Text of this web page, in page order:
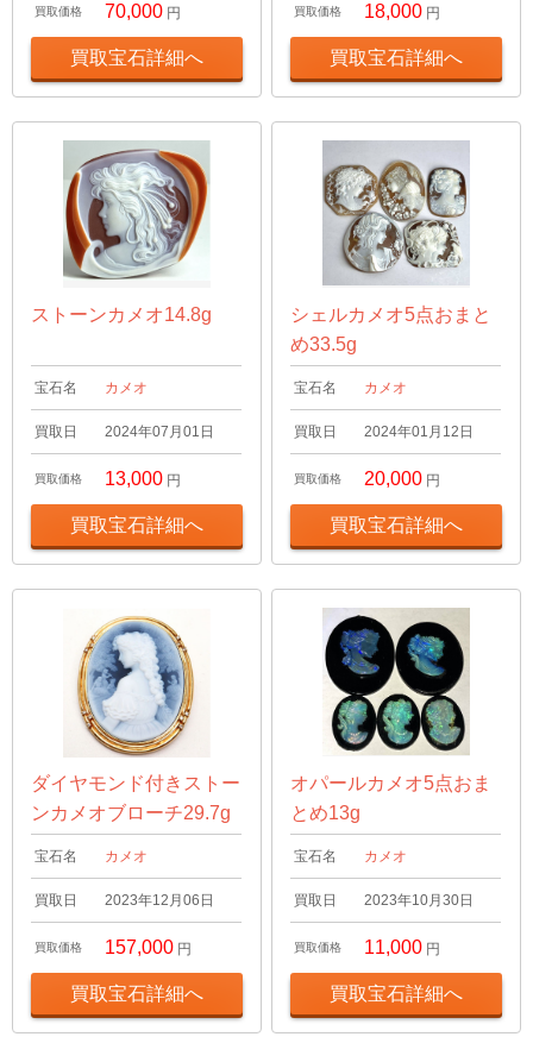
買取価格 70,000 円
買取宝石詳細へ
買取価格 18,000 円
買取宝石詳細へ
ストーンカメオ14.8g
宝石名 カメオ
買取日 2024年07月01日
買取価格 13,000 円
買取宝石詳細へ
シェルカメオ5点おまと
め33.5g
宝石名 カメオ
買取日 2024年01月12日
買取価格 20,000 円
買取宝石詳細へ
ダイヤモンド付きストー
ンカメオブローチ29.7g
宝石名 カメオ
買取日 2023年12月06日
買取価格 157,000 円
買取宝石詳細へ
オパールカメオ5点おま
とめ13g
宝石名 カメオ
買取日 2023年10月30日
買取価格 11,000 円
買取宝石詳細へ